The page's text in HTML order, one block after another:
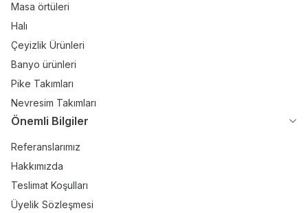
Masa örtüleri
Halı
Çeyizlik Ürünleri
Banyo ürünleri
Pike Takımları
Nevresim Takımları
Önemli Bilgiler
Referanslarımız
Hakkımızda
Teslimat Koşulları
Üyelik Sözleşmesi